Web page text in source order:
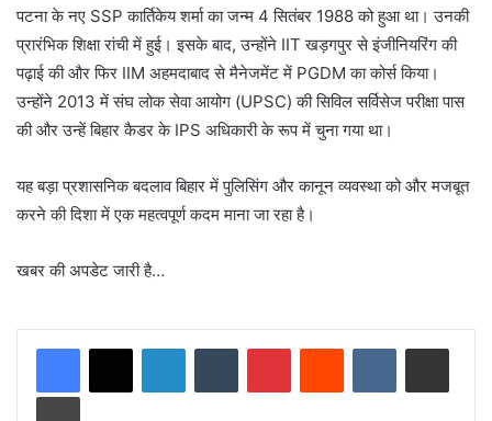
पटना के नए SSP कार्तिकेय शर्मा का जन्म 4 सितंबर 1988 को हुआ था। उनकी
प्रारंभिक शिक्षा रांची में हुई। इसके बाद, उन्होंने IIT खड़गपुर से इंजीनियरिंग की
पढ़ाई की और फिर IIM अहमदाबाद से मैनेजमेंट में PGDM का कोर्स किया।
उन्होंने 2013 में संघ लोक सेवा आयोग (UPSC) की सिविल सर्विसेज परीक्षा पास
की और उन्हें बिहार कैडर के IPS अधिकारी के रूप में चुना गया था।
यह बड़ा प्रशासनिक बदलाव बिहार में पुलिसिंग और कानून व्यवस्था को और मजबूत
करने की दिशा में एक महत्वपूर्ण कदम माना जा रहा है।
खबर की अपडेट जारी है…
LinkedInTumblr PinterestReddit VKontakteShare via Email
Print